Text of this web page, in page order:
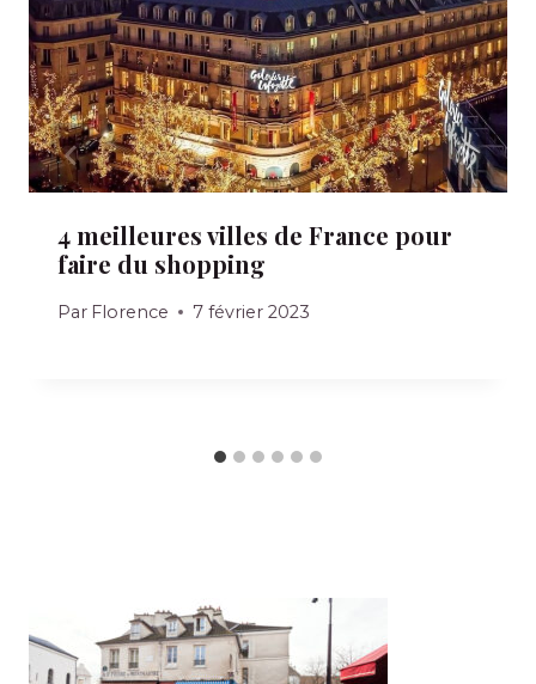
4 meilleures villes de France pour
faire du shopping
Par Florence 7 février 2023